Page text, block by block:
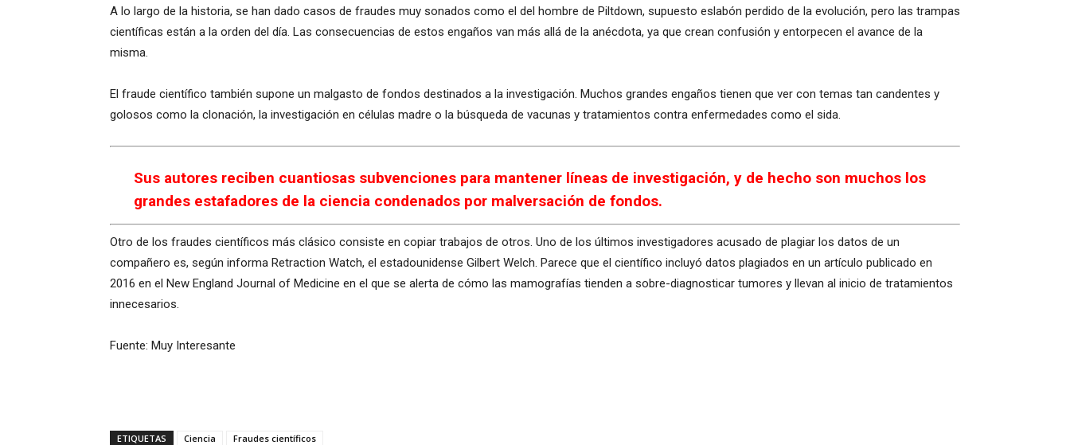
A lo largo de la historia, se han dado casos de fraudes muy sonados como el del hombre de Piltdown, supuesto eslabón perdido de la evolución, pero las trampas
científicas están a la orden del día. Las consecuencias de estos engaños van más allá de la anécdota, ya que crean confusión y entorpecen el avance de la
misma.
El fraude científico también supone un malgasto de fondos destinados a la investigación. Muchos grandes engaños tienen que ver con temas tan candentes y
golosos como la clonación, la investigación en células madre o la búsqueda de vacunas y tratamientos contra enfermedades como el sida.
Sus autores reciben cuantiosas subvenciones para mantener líneas de investigación, y de hecho son muchos los
grandes estafadores de la ciencia condenados por malversación de fondos.
Otro de los fraudes científicos más clásico consiste en copiar trabajos de otros. Uno de los últimos investigadores acusado de plagiar los datos de un
compañero es, según informa Retraction Watch, el estadounidense Gilbert Welch. Parece que el científico incluyó datos plagiados en un artículo publicado en
2016 en el New England Journal of Medicine en el que se alerta de cómo las mamografías tienden a sobre-diagnosticar tumores y llevan al inicio de tratamientos
innecesarios.
Fuente: Muy Interesante
ETIQUETAS Ciencia Fraudes científicos